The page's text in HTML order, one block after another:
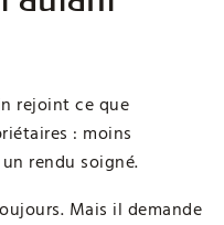
rejoint ce que
: moins
rendu soigné.
Mais il demande